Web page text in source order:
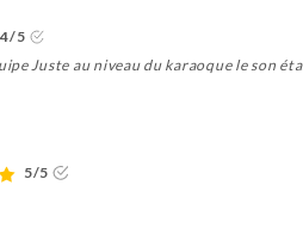
4/5
Juste au niveau du karaoque le son
5/5